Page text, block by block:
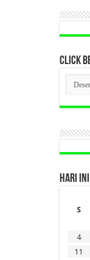
CLICK
CLICK
BERITA
LAMA
DI
HARI INI
S
4
11